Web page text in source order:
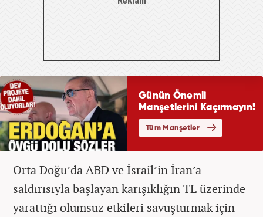
Orta Doğu’da ABD ve İsrail’in İran’a
saldırısıyla başlayan karışıklığın TL üzerinde
yarattığı olumsuz etkileri savuşturmak için